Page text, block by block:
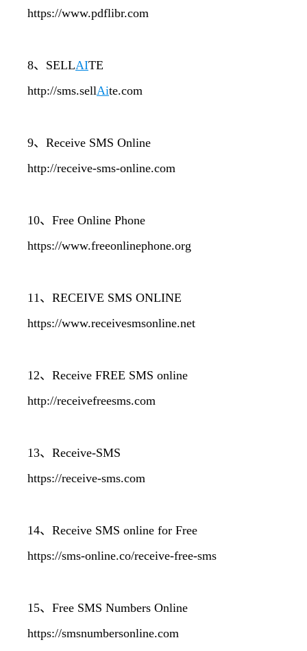
https://www.pdflibr.com
8、SELLAITE
http://sms.sellAite.com
9、Receive SMS Online
http://receive-sms-online.com
10、Free Online Phone
https://www.freeonlinephone.org
11、RECEIVE SMS ONLINE
https://www.receivesmsonline.net
12、Receive FREE SMS online
http://receivefreesms.com
13、Receive-SMS
https://receive-sms.com
14、Receive SMS online for Free
https://sms-online.co/receive-free-sms
15、Free SMS Numbers Online
https://smsnumbersonline.com